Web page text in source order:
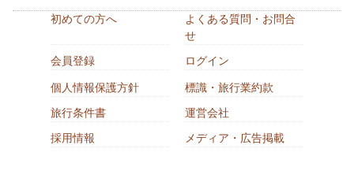
初めての方へ
よくある質問・お問合
せ
会員登録
ログイン
個人情報保護方針
標識・旅行業約款
旅行条件書
運営会社
採用情報
メディア・広告掲載